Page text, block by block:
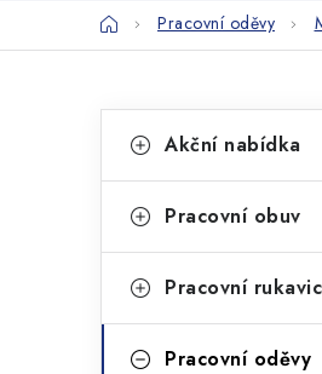
DomůPracovní oděvy
o
t
r
kategorie
a
e
o
Akční nabídka
Pracovní obuv
Pracovní
Pracovní oděvy